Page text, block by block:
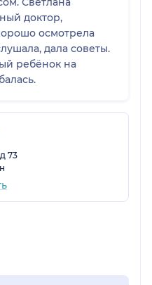
доктор,
осмотрела
дала советы.
ребёнок на
73